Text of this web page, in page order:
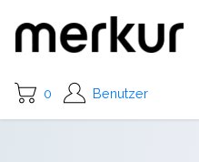
0 Benutzer